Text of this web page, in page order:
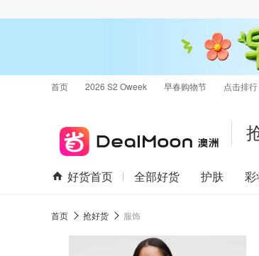
首页 2026 S2 Oweek 早春购物节 点击排行
好货首页 全部好货 护肤 彩
首页 抢好货 服饰